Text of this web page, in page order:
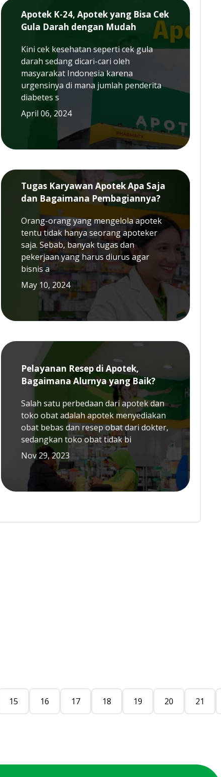
Apotek K-24, Apotek yang Bisa Cek
Gula Darah dengan Mudah
Kini cek kesehatan seperti cek gula
darah sedang dicari-cari oleh
masyarakat Indonesia karena
urgensinya di mana jumlah penderita
diabetes s
April 06, 2024
Tugas Karyawan Apotek Apa Saja
dan Bagaimana Pembagiannya?
Orang-orang yang mengelola apotek
tentu tidak hanya seorang apoteker
saja. Sebab, banyak tugas dan
pekerjaan yang harus diurus agar
bisnis a
May 10, 2024
Pelayanan Resep di Apotek,
Bagaimana Alurnya yang Baik?
Salah satu perbedaan dari apotek dan
toko obat adalah apotek menyediakan
obat bebas dan resep obat dari dokter,
sedangkan toko obat tidak bi
Nov 29, 2023
15 16 17 18 19 20 21